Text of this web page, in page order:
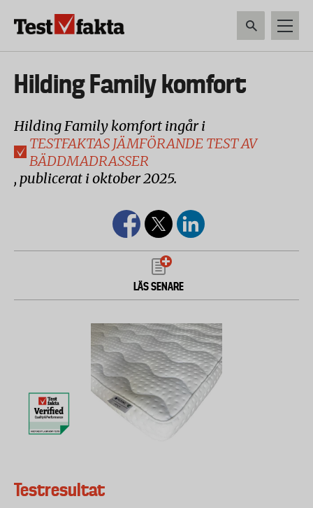
Huvudmeny
ny
Hilding Family komfort
Hilding Family komfort ingår i
TESTFAKTAS JÄMFÖRANDE TEST AV
BÄDDMADRASSER
, publicerat i oktober 2025.
LÄS SENARE
Testresultat